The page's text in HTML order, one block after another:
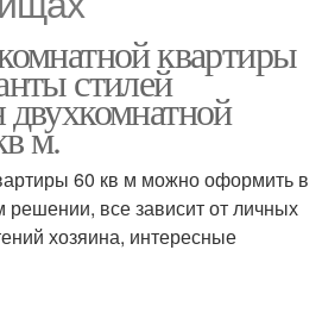
квартиры
стилей
двухкомнатной
м.
60 кв м можно оформить в
решении, все зависит от личных
хозяина, интересные